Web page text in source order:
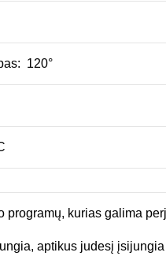
120°
programų, kurias galima
aptikus judesį